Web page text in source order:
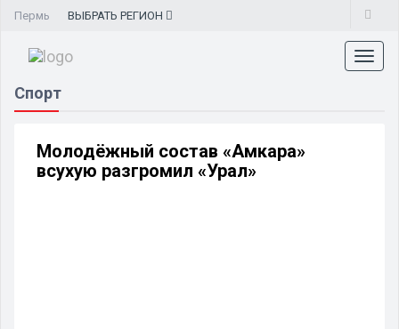
Пермь ВЫБРАТЬ РЕГИОН
Спорт
Молодёжный состав «Амкара»
всухую разгромил «Урал»